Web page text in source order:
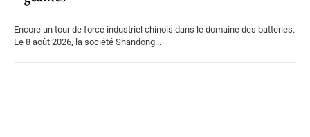
Encore un tour de force industriel chinois dans le domaine des batteries.
Le 8 août 2026, la société Shandong...